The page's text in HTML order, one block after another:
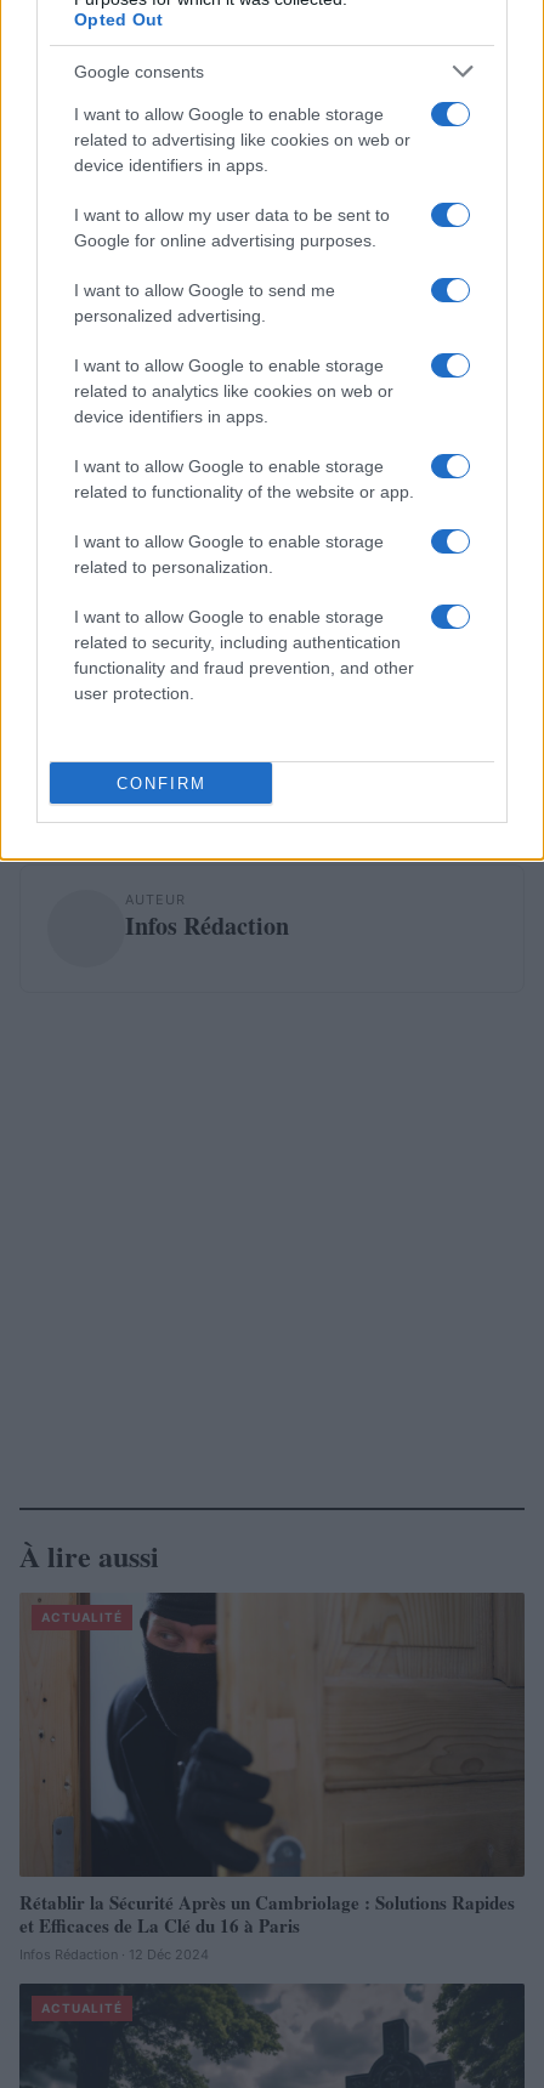
Opted Out
Google consents
I want to allow Google to enable storage
related to advertising like cookies on web or
device identifiers in apps.
I want to allow my user data to be sent to
Google for online advertising purposes.
I want to allow Google to send me
personalized advertising.
I want to allow Google to enable storage
related to analytics like cookies on web or
device identifiers in apps.
I want to allow Google to enable storage
related to functionality of the website or app.
I want to allow Google to enable storage
related to personalization.
I want to allow Google to enable storage
related to security, including authentication
functionality and fraud prevention, and other
user protection.
CONFIRM
de suivi de la libération des oiseaux. Cédric Marteau a
conclu en disant : « Si la justice commence à punir
sévèrement la dégradation de ce patrimoine naturel, on
peut s’attendre à un changement de comportement et à
l’éradication des actes malveillants ».
un lieu consacré à l’étude et à la préservation des rapaces
– a qualifié cette action de » décision marquante ». Il a
également reconnu que le « sentiment d’impunité » est
toujours présent parmi les chasseurs.
C’est un contenu qui peut être réutilisé pour contribuer à
cette cause.
AUTEUR
Infos Rédaction
À lire aussi
ACTUALITÉ
Rétablir la Sécurité Après un Cambriolage : Solutions Rapides
et Efficaces de La Clé du 16 à Paris
Infos Rédaction · 12 Déc 2024
ACTUALITÉ